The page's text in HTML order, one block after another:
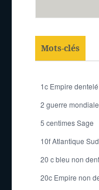
Mots-clés
1c Empire dentelé
2 guerre mondiale
5 centimes Sage
10f Atlantique Sud
20 c bleu non
20c Empire non